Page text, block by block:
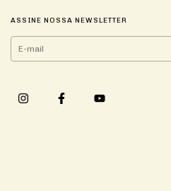
ASSINE NOSSA NEWSLETTER